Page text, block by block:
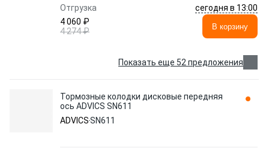
Отгрузка
сегодня в 13:00
4 060 ₽
4 274 ₽
В корзину
Показать еще 52 предложения
Тормозные колодки дисковые передняя
ось ADVICS SN611
ADVICSSN611